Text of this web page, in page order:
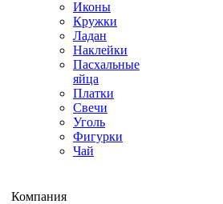
Иконы
Кружки
Ладан
Наклейки
Пасхальные
яйца
Платки
Свечи
Уголь
Фигурки
Чай
Компания